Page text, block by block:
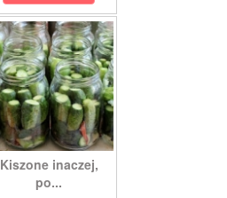
Kiszone inaczej,
po...